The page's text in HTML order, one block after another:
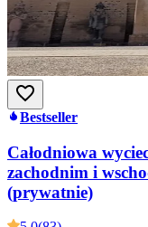
Bestseller
Całodniowa
zachodnim i
(prywatnie)